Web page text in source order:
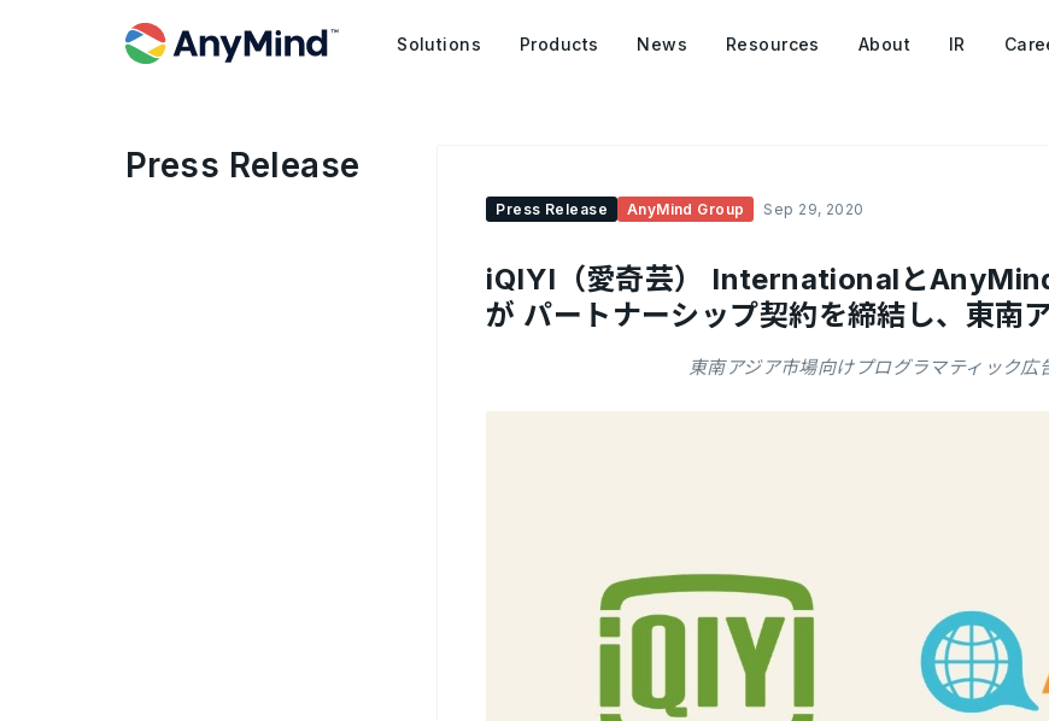
Solutions Products News Resources About IR
Press Release
Press Release AnyMind Group Sep 29, 2020
iQIYI（愛奇芸） Internationalと
が パートナーシップ契約を締結し、東南
東南アジア市場向けプログラマティック